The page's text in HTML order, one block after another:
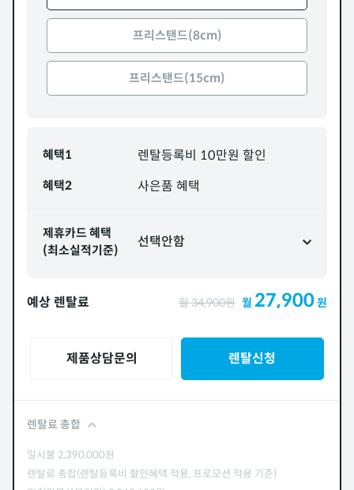
프리스탠드(8cm)
프리스탠드(15cm)
혜택1 렌탈등록비 10만원 할인
혜택2 사은품 혜택
제휴카드 혜택
(최소실적기준)
선택안함
예상 렌탈료 월34,900원 월 27,900원
제품상담문의 렌탈신청
렌탈료 총합
일시불 2,390,000원
렌탈료 총합(렌탈등록비 할인혜택 적용, 프로모션 적용 기준)